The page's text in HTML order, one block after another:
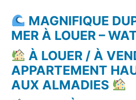
MAGNIFIQUE
MER À LOUER –
À LOUER / À
APPARTEMENT
AUX ALMADIES